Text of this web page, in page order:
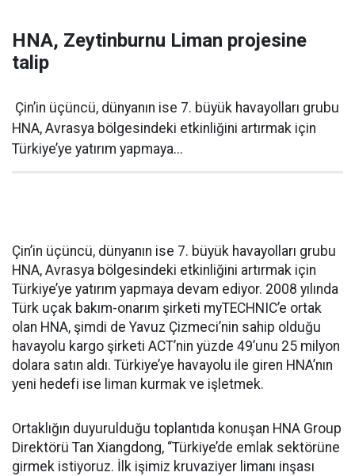
HNA, Zeytinburnu Liman projesine
talip
Çin’in üçüncü, dünyanın ise 7. büyük havayolları grubu
HNA, Avrasya bölgesindeki etkinliğini artırmak için
Türkiye’ye yatırım yapmaya...
Çin’in üçüncü, dünyanın ise 7. büyük havayolları grubu
HNA, Avrasya bölgesindeki etkinliğini artırmak için
Türkiye’ye yatırım yapmaya devam ediyor. 2008 yılında
Türk uçak bakım-onarım şirketi myTECHNIC’e ortak
olan HNA, şimdi de Yavuz Çizmeci’nin sahip olduğu
havayolu kargo şirketi ACT’nin yüzde 49’unu 25 milyon
dolara satın aldı. Türkiye’ye havayolu ile giren HNA’nın
yeni hedefi ise liman kurmak ve işletmek.
Ortaklığın duyurulduğu toplantıda konuşan HNA Group
Direktörü Tan Xiangdong, “Türkiye’de emlak sektörüne
girmek istiyoruz. İlk işimiz kruvaziyer limanı inşası